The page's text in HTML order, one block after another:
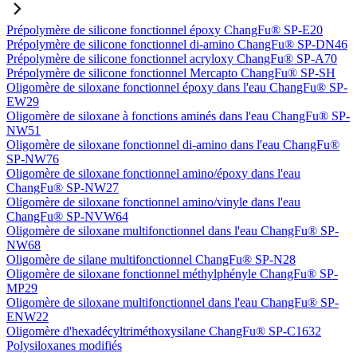
Prépolymère de silicone fonctionnel époxy ChangFu® SP-E20
Prépolymère de silicone fonctionnel di-amino ChangFu® SP-DN46
Prépolymère de silicone fonctionnel acryloxy ChangFu® SP-A70
Prépolymère de silicone fonctionnel Mercapto ChangFu® SP-SH
Oligomère de siloxane fonctionnel époxy dans l'eau ChangFu® SP-
EW29
Oligomère de siloxane à fonctions aminés dans l'eau ChangFu® SP-
NW51
Oligomère de siloxane fonctionnel di-amino dans l'eau ChangFu®
SP-NW76
Oligomère de siloxane fonctionnel amino/époxy dans l'eau
ChangFu® SP-NW27
Oligomère de siloxane fonctionnel amino/vinyle dans l'eau
ChangFu® SP-NVW64
Oligomère de siloxane multifonctionnel dans l'eau ChangFu® SP-
NW68
Oligomère de silane multifonctionnel ChangFu® SP-N28
Oligomère de siloxane fonctionnel méthylphényle ChangFu® SP-
MP29
Oligomère de siloxane multifonctionnel dans l'eau ChangFu® SP-
ENW22
Oligomère d'hexadécyltriméthoxysilane ChangFu® SP-C1632
Polysiloxanes modifiés